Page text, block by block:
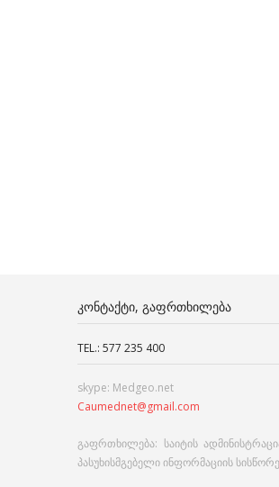
ᲙᲝᲜᲢᲐᲥᲢᲘ, ᲒᲐᲤᲠᲗᲮᲘᲚᲔᲑᲐ
TEL.: 577 235 400
skype: Medgeo.net
Caumednet@gmail.com
გაფრთხილება: საიტის
პასუხისმგებელი ინფორმაციის